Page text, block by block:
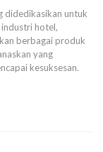
didedikasikan untuk
industri hotel,
berbagai produk
yang
kesuksesan.